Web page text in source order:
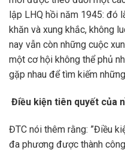
lập LHQ hồi năm 1945: đó
khăn và xung khắc, không
nay vẫn còn những cuộc
một cơ hội không thể phủ
gặp nhau để tìm kiếm
Điều kiện tiên quyết của
ĐTC nói thêm rằng: ”Điều
đa phương được thành